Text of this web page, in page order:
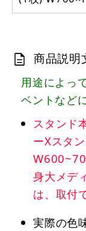
商品説明
用途によっ
ベントなど
スタンド
ーXスタ
身大メデ
は、取付
実際の色